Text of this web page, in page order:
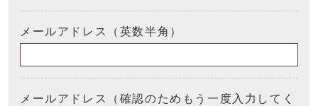
メールアドレス（英数半角）
メールアドレス（確認のためもう一度入力してく